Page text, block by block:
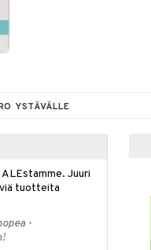
YSTÄVÄLLE
Juuri
tuotteita
-